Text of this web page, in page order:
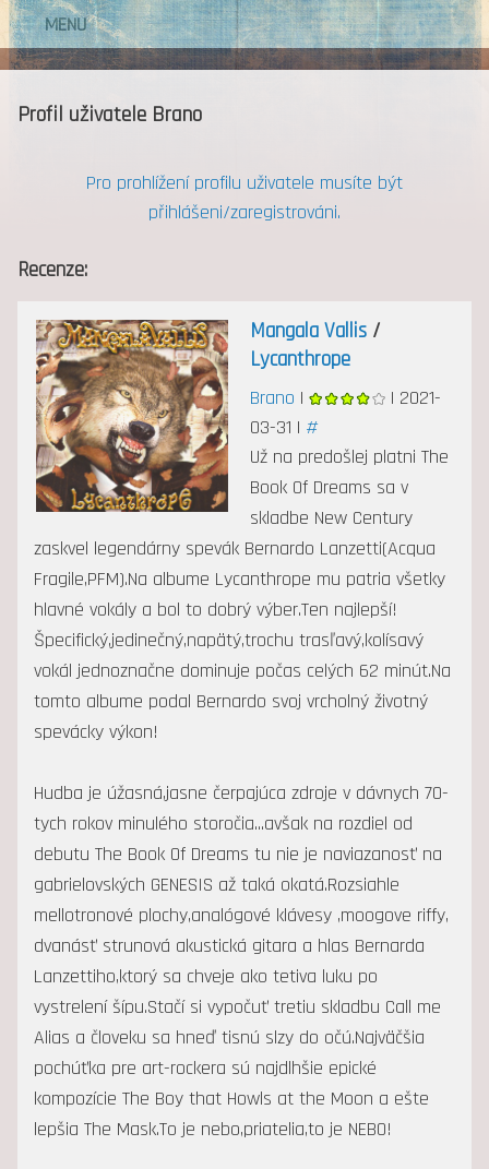
MENU
Profil uživatele Brano
Pro prohlížení profilu uživatele musíte být
přihlášeni/zaregistrováni.
Recenze:
Mangala Vallis/
Lycanthrope
Brano |
| 2021-
03-31 | #
Už na predošlej platni The
Book Of Dreams sa v
skladbe New Century
zaskvel legendárny spevák Bernardo Lanzetti(Acqua
Fragile,PFM).Na albume Lycanthrope mu patria všetky
hlavné vokály a bol to dobrý výber.Ten najlepší!
Špecifický,jedinečný,napätý,trochu trasľavý,kolísavý
vokál jednoznačne dominuje počas celých 62 minút.Na
tomto albume podal Bernardo svoj vrcholný životný
spevácky výkon!
Hudba je úžasná,jasne čerpajúca zdroje v dávnych 70-
tych rokov minulého storočia...avšak na rozdiel od
debutu The Book Of Dreams tu nie je naviazanosť na
gabrielovských GENESIS až taká okatá.Rozsiahle
mellotronové plochy,analógové klávesy ,moogove riffy,
dvanásť strunová akustická gitara a hlas Bernarda
Lanzettiho,ktorý sa chveje ako tetiva luku po
vystrelení šípu.Stačí si vypočuť tretiu skladbu Call me
Alias a človeku sa hneď tisnú slzy do očú.Najväčšia
pochúťka pre art-rockera sú najdlhšie epické
kompozície The Boy that Howls at the Moon a ešte
lepšia The Mask.To je nebo,priatelia,to je NEBO!